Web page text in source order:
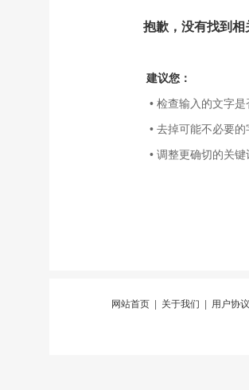
抱歉，没有找到相
建议您：
• 检查输入的文字是
• 去掉可能不必要的
• 调整更确切的关
网站首页| 关于我们 用户协议